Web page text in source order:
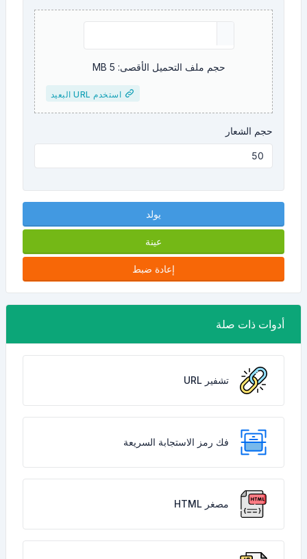
حجم ملف التحميل الأقصى: 5 MB
حجم الشعار
يولد
عينة
إعادة ضبط
أدوات ذات صلة
تشفير URL
فك رمز الاستجابة السريعة
مصغر HTML